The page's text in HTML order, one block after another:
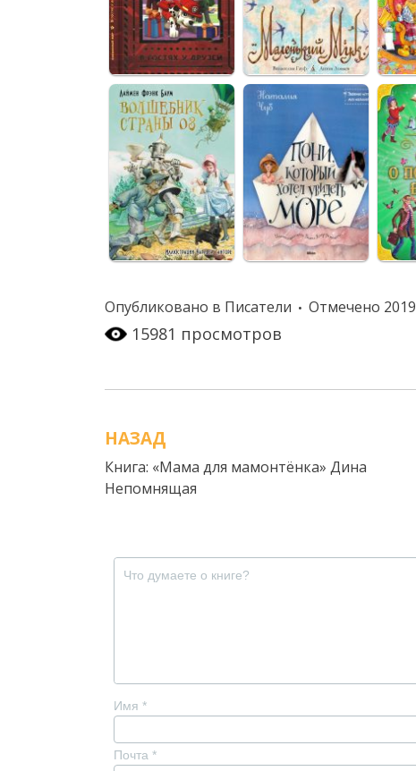
Опубликовано в Писатели Отмечено 2019
15981 просмотров
Навигация
по
НАЗАД
Книга: «Мама для мамонтёнка» Дина
Непомнящая
Имя *
Почта *